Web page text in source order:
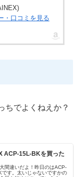
・口コミを見る
ちでよくねえか？
ACP-15L-BKを買った
間違いだよ！昨日のはACP-
す。太いじゃないですかの